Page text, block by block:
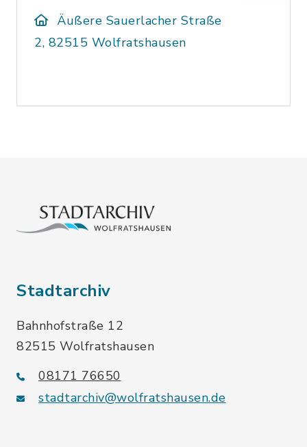
Äußere Sauerlacher Straße
2, 82515 Wolfratshausen
Stadtarchiv
Bahnhofstraße 12
82515 Wolfratshausen
08171 76650
stadtarchiv@wolfratshausen.de